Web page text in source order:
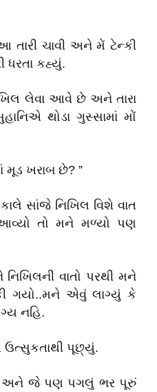
તારી ચાવી અને મેં ટેન્કી
ધરતા કહ્યું.
લેવા આવે છે અને તારા
થોડા ગુસ્સામાં મોં
મૂડ ખરાબ છે? ”
સાંજે નિખિલ વિશે વાત
તો મને મળ્યો પણ
વાતો પરથી મને
ગયો..મને એવું લાગ્યું કે
નહિ.
ઉત્સુકતાથી પૂછ્યું.
અને જે પણ પગલું ભર પૂરું